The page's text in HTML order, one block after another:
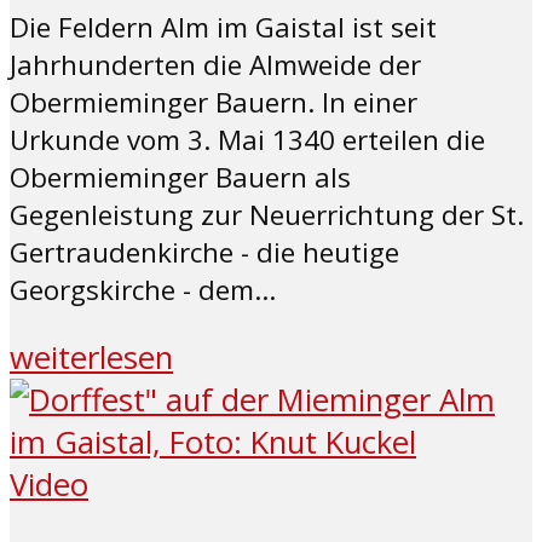
Die Feldern Alm im Gaistal ist seit
Jahrhunderten die Almweide der
Obermieminger Bauern. In einer
Urkunde vom 3. Mai 1340 erteilen die
Obermieminger Bauern als
Gegenleistung zur Neuerrichtung der St.
Gertraudenkirche - die heutige
Georgskirche - dem...
weiterlesen
Video